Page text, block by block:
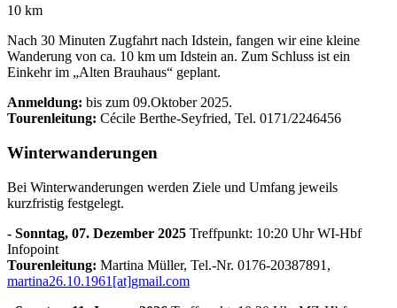
10 km
Nach 30 Minuten Zugfahrt nach Idstein, fangen wir eine kleine
Wanderung von ca. 10 km um Idstein an. Zum Schluss ist ein
Einkehr im „Alten Brauhaus“ geplant.
Anmeldung: bis zum 09.Oktober 2025.
Tourenleitung: Cécile Berthe-Seyfried, Tel. 0171/2246456
Winterwanderungen
Bei Winterwanderungen werden Ziele und Umfang jeweils
kurzfristig festgelegt.
- Sonntag, 07. Dezember 2025 Treffpunkt: 10:20 Uhr WI-Hbf
Infopoint
Tourenleitung: Martina Müller, Tel.-Nr. 0176-20387891,
martina26.10.1961[at]gmail.com